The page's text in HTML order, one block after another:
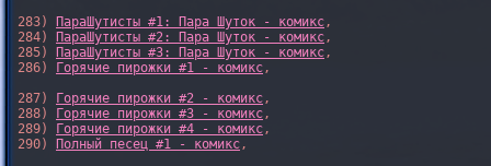
283)
ПараШутисты #1: Пара Шуток - комикс,
284)
ПараШутисты #2: Пара Шуток - комикс,
285)
ПараШутисты #3: Пара Шуток - комикс,
286)
Горячие пирожки #1 - комикс,
287)
Горячие пирожки #2 - комикс,
288)
Горячие пирожки #3 - комикс,
289)
Горячие пирожки #4 - комикс,
290)
Полный песец #1 - комикс,